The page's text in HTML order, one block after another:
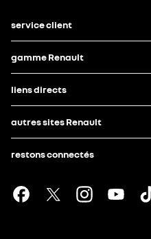
service client
gamme Renault
liens directs
autres sites Renault
restons connectés